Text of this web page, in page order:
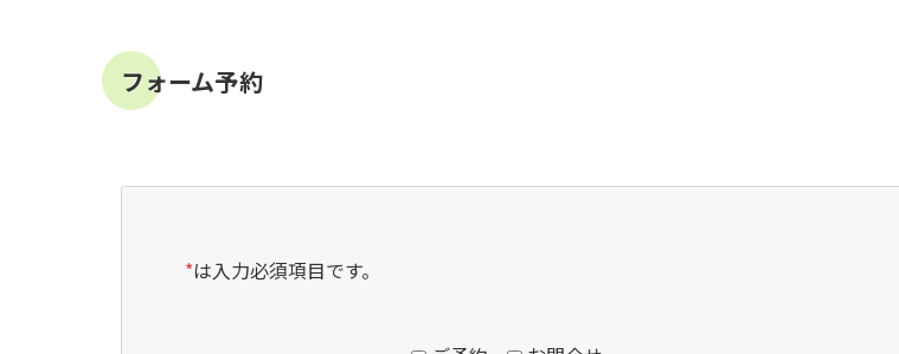
フォーム予約
*は入力必須項目です。